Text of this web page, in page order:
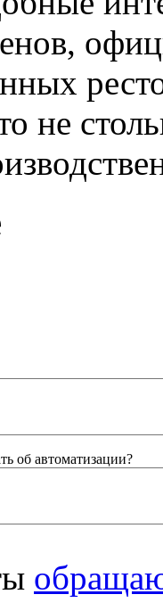
не
об автоматизации?